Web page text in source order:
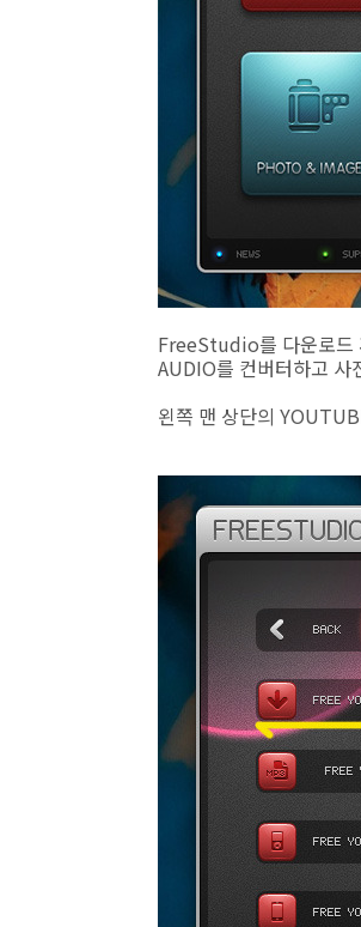
FreeStudio를 다운로드
AUDIO를 컨버터하고 사
왼쪽 맨 상단의